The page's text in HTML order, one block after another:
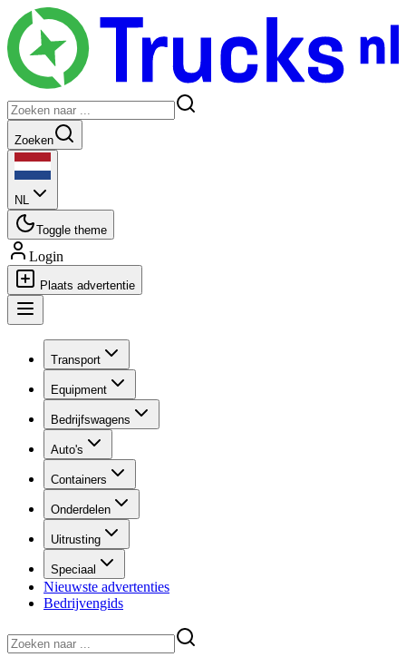
Zoeken
NL
Toggle theme
Login
Plaats advertentie
Transport
Equipment
Bedrijfswagens
Auto's
Containers
Onderdelen
Uitrusting
Speciaal
Nieuwste advertenties
Bedrijvengids